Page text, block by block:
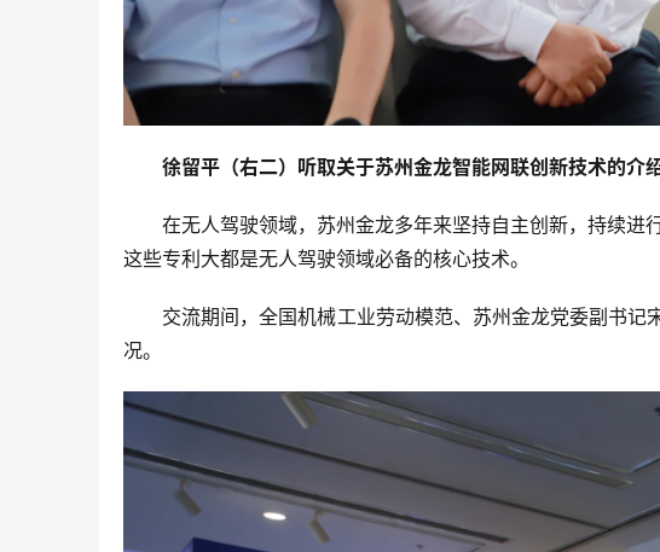
徐留平（右二）听取关于苏州金龙智能网联创新技术的介
在无人驾驶领域，苏州金龙多年来坚持自主创新，持续进
这些专利大都是无人驾驶领域必备的核心技术。
交流期间，全国机械工业劳动模范、苏州金龙党委副书
况。